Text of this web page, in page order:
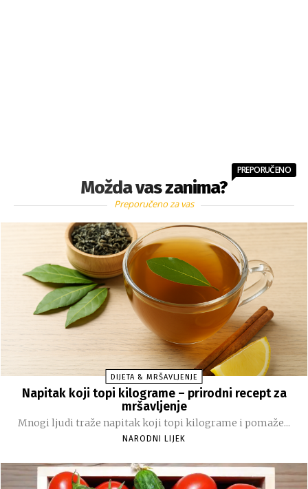
Možda vas zanima?
PREPORUČENO
Preporučeno za vas
DIJETA & MRŠAVLJENJE
Napitak koji topi kilograme – prirodni recept za
mršavljenje
Mnogi ljudi traže napitak koji topi kilograme i pomaže...
NARODNI LIJEK